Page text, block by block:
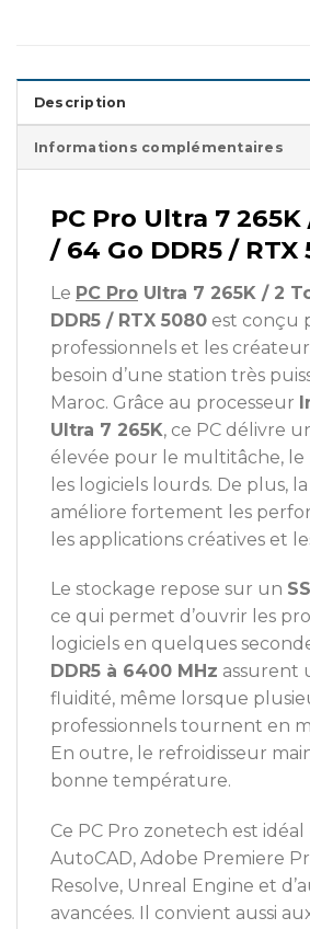
Description
Informations complémentaires
PC Pro Ultra 7 265K
/ 64 Go DDR5 / RTX
Le PC Pro Ultra 7 265K / 2
DDR5 / RTX 5080 est conçu
professionnels et les
besoin d’une station très
Maroc. Grâce au processeur
Ultra 7 265K, ce PC délivre
élevée pour le multitâche,
les logiciels lourds. De plus, la
améliore fortement les
les applications créatives et
Le stockage repose sur un
ce qui permet d’ouvrir les
logiciels en quelques
DDR5 à 6400 MHz assurent
fluidité, même lorsque
professionnels tournent en
En outre, le refroidisseur
bonne température.
Ce PC Pro zonetech est
AutoCAD, Adobe Premiere
Resolve, Unreal Engine et
avancées. Il convient aussi